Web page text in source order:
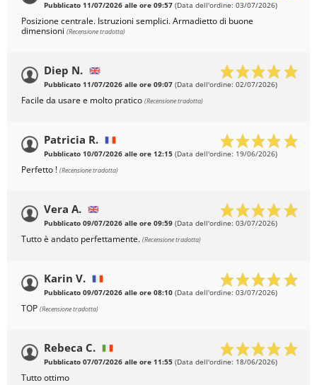
Pubblicato 11/07/2026 alle ore 09:57 (Data dell'ordine: 03/07/2026)
Posizione centrale. Istruzioni semplici. Armadietto di buone
dimensioni (Recensione tradotta)
Diep N.
Pubblicato 11/07/2026 alle ore 09:07 (Data dell'ordine: 02/07/2026)
Facile da usare e molto pratico (Recensione tradotta)
Patricia R.
Pubblicato 10/07/2026 alle ore 12:15 (Data dell'ordine: 19/06/2026)
Perfetto ! (Recensione tradotta)
Vera A.
Pubblicato 09/07/2026 alle ore 09:59 (Data dell'ordine: 03/07/2026)
Tutto è andato perfettamente. (Recensione tradotta)
Karin V.
Pubblicato 09/07/2026 alle ore 08:10 (Data dell'ordine: 03/07/2026)
TOP (Recensione tradotta)
Rebeca C.
Pubblicato 07/07/2026 alle ore 11:55 (Data dell'ordine: 18/06/2026)
Tutto ottimo